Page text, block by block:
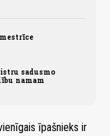
sadusmo
namam
īpašnieks ir